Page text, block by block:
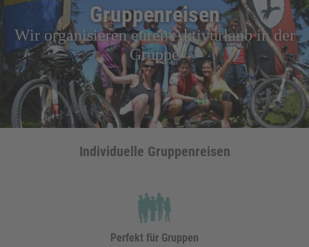
Gruppenreisen
Wir organisieren euren Aktivurlaub in der
Gruppe
Individuelle Gruppenreisen
Perfekt für Gruppen